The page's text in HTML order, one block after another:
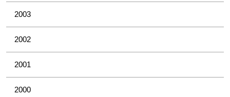
2003
2002
2001
2000